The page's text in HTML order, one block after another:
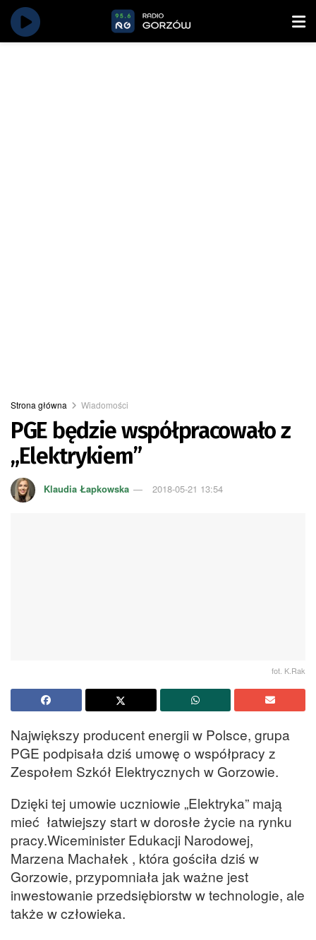
Strona główna Wiadomości
PGE będzie współpracowało z
„Elektrykiem”
Klaudia Łapkowska 2018-05-21 13:54
fot. K.Rak
Największy producent energii w Polsce, grupa
PGE podpisała dziś umowę o współpracy z
Zespołem Szkół Elektrycznych w Gorzowie.
Dzięki tej umowie uczniowie „Elektryka” mają
mieć łatwiejszy start w dorosłe życie na rynku
pracy.Wiceminister Edukacji Narodowej,
Marzena Machałek , która gościła dziś w
Gorzowie, przypomniała jak ważne jest
inwestowanie przedsiębiorstw w technologie, ale
także w człowieka.